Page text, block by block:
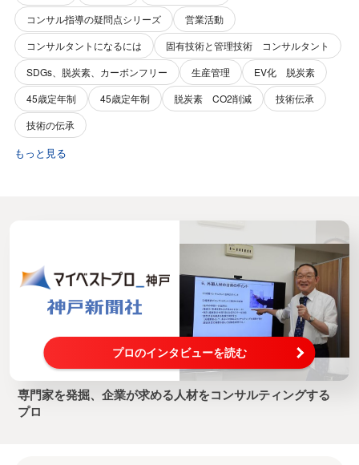
コンサル指導の疑問点シリーズ
営業活動
コンサルタントになるには
固有技術と管理技術 コンサルタント
SDGs、脱炭素、カーボンフリー
生産管理
EV化 脱炭素
45歳定年制
45歳定年制 脱炭素 CO2削減
技術伝承
技術の伝承
もっと見る
プロのインタビューを読む
専門家を発掘、企業が求める人材をコンサルティングする
プロ